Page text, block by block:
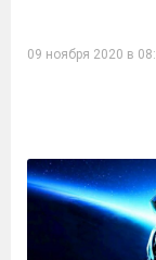
09 ноября 2020 в